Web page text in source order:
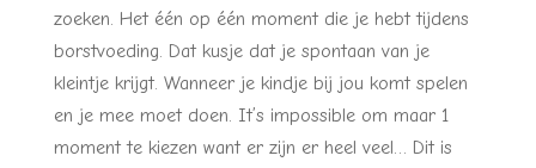
zoeken. Het één op één moment die je hebt tijdens
borstvoeding. Dat kusje dat je spontaan van je
kleintje krijgt. Wanneer je kindje bij jou komt spelen
en je mee moet doen. It’s impossible om maar 1
moment te kiezen want er zijn er heel veel… Dit is